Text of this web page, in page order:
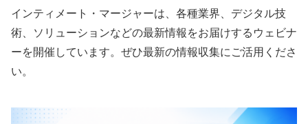
インティメート・マージャーは、各種業界、デジタル技
術、ソリューションなどの最新情報をお届けするウェビナ
ーを開催しています。ぜひ最新の情報収集にご活用くださ
い。